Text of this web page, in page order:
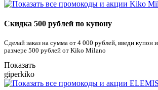
Скидка 500 рублей по купону
Сделай заказ на сумма от 4 000 рублей, введи купон
размере 500 рублей от Kiko Milano
Показать
giperkiko